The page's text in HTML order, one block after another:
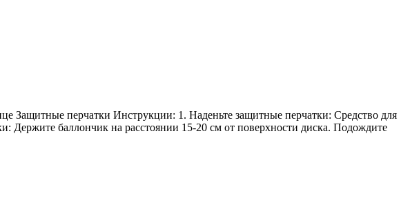
Защитные перчатки Инструкции: 1. Наденьте защитные перчатки: Средство для
Держите баллончик на расстоянии 15-20 см от поверхности диска. Подождите